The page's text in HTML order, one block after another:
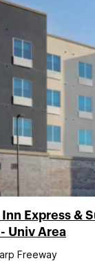
Inn Express &
Univ Area
Freeway